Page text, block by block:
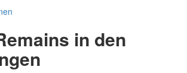
in den